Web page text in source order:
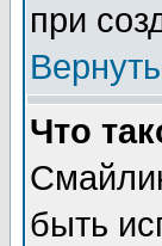
при
Что
быть